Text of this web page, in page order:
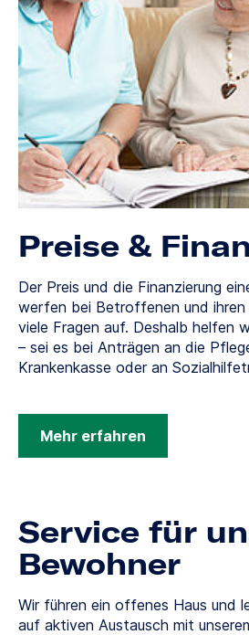
Preise &
Der Preis und die Finanzierung
werfen bei Betroffenen und
viele Fragen auf. Deshalb helfen
– sei es bei Anträgen an die
Krankenkasse oder an
Mehr erfahren
Service für
Bewohner
Wir führen ein offenes Haus und
auf aktiven Austausch mit